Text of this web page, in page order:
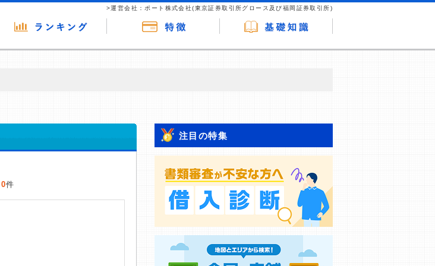
>運営会社：ポート株式会社(東京証券取引所グロース及び福岡証券取引所)
0件
注目の特集